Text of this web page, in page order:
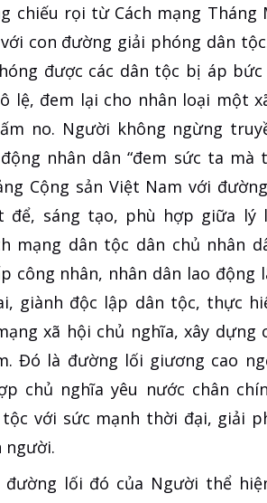
chiếu rọi từ Cách mạng Tháng
con đường giải phóng dân
được các dân tộc bị áp
lệ, đem lại cho nhân loại một
no. Người không ngừng
nhân dân “đem sức ta
Cộng sản Việt Nam với
để, sáng tạo, phù hợp giữa
mạng dân tộc dân chủ nhân
công nhân, nhân dân lao
giành độc lập dân tộc, thực
xã hội chủ nghĩa, xây
Đó là đường lối giương cao
chủ nghĩa yêu nước chân
tộc với sức mạnh thời đại, giải
người.
lối đó của Người thể